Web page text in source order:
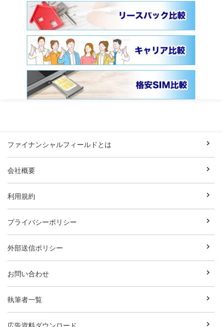
ファイナンシャルフィールドとは
会社概要
利用規約
プライバシーポリシー
外部送信ポリシー
お問い合わせ
執筆者一覧
広告資料ダウンロード